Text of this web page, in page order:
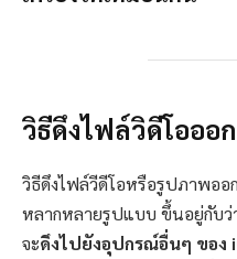
วิธีดึงไฟล์วิดีโอออ
วิธีดึงไฟล์วีดีโอหรือรูปภาพออ
หลากหลายรูปแบบ ขึ้นอยู่กับว่
จะดึงไปยังอุปกรณ์อื่นๆ ของ